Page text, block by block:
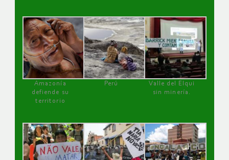
Amazonía
defiende su
territorio
Perú
Valle del Elqui
sin minería.